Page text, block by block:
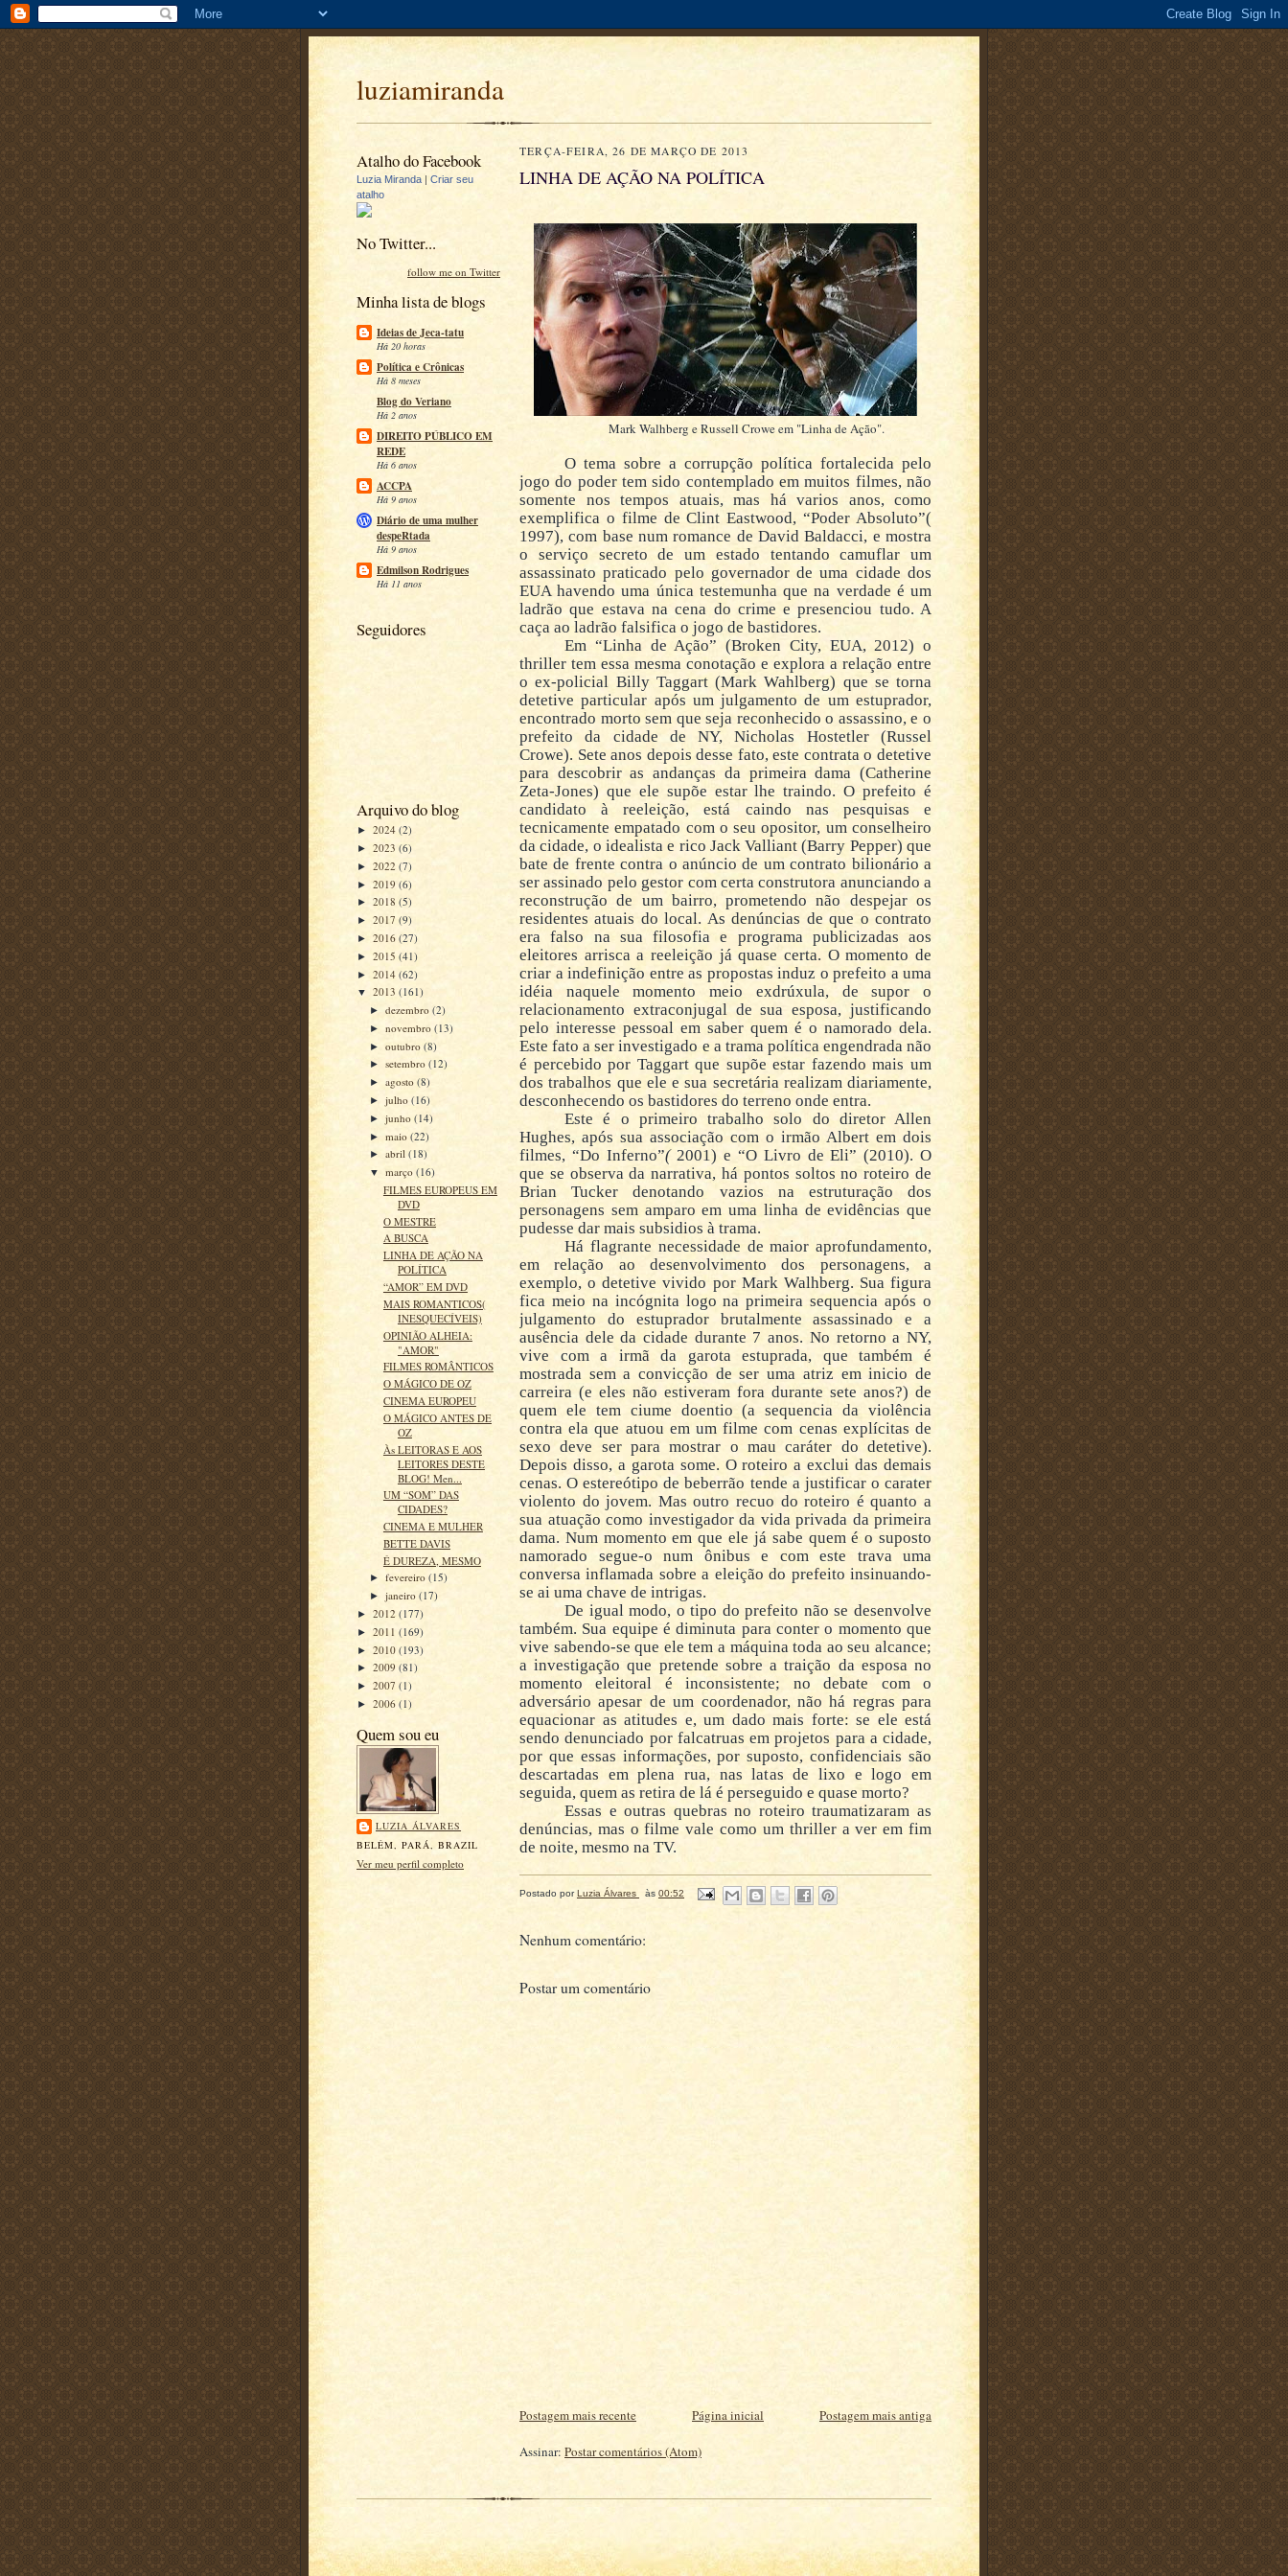
luziamiranda
Atalho do Facebook
Luzia Miranda | Criar seu
atalho
No Twitter...
follow me on Twitter
Minha lista de blogs
Ideias de Jeca-tatu
Há 20 horas
Política e Crônicas
Há 8 meses
Blog do Veriano
Há 2 anos
DIREITO PÚBLICO EM
REDE
Há 6 anos
ACCPA
Há 9 anos
Diário de uma mulher
despeRtada
Há 9 anos
Edmilson Rodrigues
Há 11 anos
Seguidores
Arquivo do blog
► 2024 (2)
► 2023 (6)
► 2022 (7)
► 2019 (6)
► 2018 (5)
► 2017 (9)
► 2016 (27)
► 2015 (41)
► 2014 (62)
▼ 2013 (161)
►dezembro(2)
►novembro(13)
►outubro(8)
►setembro(12)
►agosto(8)
►julho(16)
►junho(14)
►maio(22)
►abril(18)
▼março(16)
FILMES EUROPEUS EM
DVD
O MESTRE
A BUSCA
LINHA DE AÇÃO NA
POLÍTICA
“AMOR” EM DVD
MAIS ROMANTICOS(
INESQUECÍVEIS)
OPINIÃO ALHEIA:
"AMOR"
FILMES ROMÂNTICOS
O MÁGICO DE OZ
CINEMA EUROPEU
O MÁGICO ANTES DE
OZ
Às LEITORAS E AOS
LEITORES DESTE
BLOG! Men...
UM “SOM” DAS
CIDADES?
CINEMA E MULHER
BETTE DAVIS
É DUREZA, MESMO
►fevereiro(15)
►janeiro(17)
► 2012 (177)
► 2011 (169)
► 2010 (193)
► 2009 (81)
► 2007 (1)
► 2006 (1)
Quem sou eu
LUZIA ÁLVARES
BELÉM, PARÁ, BRAZIL
Ver meu perfil completo
TERÇA-FEIRA, 26 DE MARÇO DE 2013
LINHA DE AÇÃO NA POLÍTICA
Mark Walhberg e Russell Crowe em "Linha de Ação".
O tema sobre a corrupção política fortalecida pelo
jogo do poder tem sido contemplado em muitos filmes, não
somente nos tempos atuais, mas há varios anos, como
exemplifica o filme de Clint Eastwood, “Poder Absoluto”(
1997), com base num romance de David Baldacci, e mostra
o serviço secreto de um estado tentando camuflar um
assassinato praticado pelo governador de uma cidade dos
EUA havendo uma única testemunha que na verdade é um
ladrão que estava na cena do crime e presenciou tudo. A
caça ao ladrão falsifica o jogo de bastidores.
Em “Linha de Ação” (Broken City, EUA, 2012) o
thriller tem essa mesma conotação e explora a relação entre
o ex-policial Billy Taggart (Mark Wahlberg) que se torna
detetive particular após um julgamento de um estuprador,
encontrado morto sem que seja reconhecido o assassino, e o
prefeito da cidade de NY, Nicholas Hostetler (Russel
Crowe). Sete anos depois desse fato, este contrata o detetive
para descobrir as andanças da primeira dama (Catherine
Zeta-Jones) que ele supõe estar lhe traindo. O prefeito é
candidato à reeleição, está caindo nas pesquisas e
tecnicamente empatado com o seu opositor, um conselheiro
da cidade, o idealista e rico Jack Valliant (Barry Pepper) que
bate de frente contra o anúncio de um contrato bilionário a
ser assinado pelo gestor com certa construtora anunciando a
reconstrução de um bairro, prometendo não despejar os
residentes atuais do local. As denúncias de que o contrato
era falso na sua filosofia e programa publicizadas aos
eleitores arrisca a reeleição já quase certa. O momento de
criar a indefinição entre as propostas induz o prefeito a uma
idéia naquele momento meio exdrúxula, de supor o
relacionamento extraconjugal de sua esposa, justificando
pelo interesse pessoal em saber quem é o namorado dela.
Este fato a ser investigado e a trama política engendrada não
é percebido por Taggart que supõe estar fazendo mais um
dos trabalhos que ele e sua secretária realizam diariamente,
desconhecendo os bastidores do terreno onde entra.
Este é o primeiro trabalho solo do diretor Allen
Hughes, após sua associação com o irmão Albert em dois
filmes, “Do Inferno”(2001) e “O Livro de Eli” (2010). O
que se observa da narrativa, há pontos soltos no roteiro de
Brian Tucker denotando vazios na estruturação dos
personagens sem amparo em uma linha de evidências que
pudesse dar mais subsidios à trama.
Há flagrante necessidade de maior aprofundamento,
em relação ao desenvolvimento dos personagens, a
exemplo, o detetive vivido por Mark Walhberg. Sua figura
fica meio na incógnita logo na primeira sequencia após o
julgamento do estuprador brutalmente assassinado e a
ausência dele da cidade durante 7 anos. No retorno a NY,
vive com a irmã da garota estuprada, que também é
mostrada sem a convicção de ser uma atriz em inicio de
carreira (e eles não estiveram fora durante sete anos?) de
quem ele tem ciume doentio (a sequencia da violência
contra ela que atuou em um filme com cenas explícitas de
sexo deve ser para mostrar o mau caráter do detetive).
Depois disso, a garota some. O roteiro a exclui das demais
cenas. O estereótipo de beberrão tende a justificar o carater
violento do jovem. Mas outro recuo do roteiro é quanto a
sua atuação como investigador da vida privada da primeira
dama. Num momento em que ele já sabe quem é o suposto
namorado segue-o num ônibus e com este trava uma
conversa inflamada sobre a eleição do prefeito insinuando-
se ai uma chave de intrigas.
De igual modo, o tipo do prefeito não se desenvolve
também. Sua equipe é diminuta para conter o momento que
vive sabendo-se que ele tem a máquina toda ao seu alcance;
a investigação que pretende sobre a traição da esposa no
momento eleitoral é inconsistente; no debate com o
adversário apesar de um coordenador, não há regras para
equacionar as atitudes e, um dado mais forte: se ele está
sendo denunciado por falcatruas em projetos para a cidade,
por que essas informações, por suposto, confidenciais são
descartadas em plena rua, nas latas de lixo e logo em
seguida, quem as retira de lá é perseguido e quase morto?
Essas e outras quebras no roteiro traumatizaram as
denúncias, mas o filme vale como um thriller a ver em fim
de noite, mesmo na TV.
Postado porLuzia Álvares às 00:52
Nenhum comentário:
Postar um comentário
Postagem mais recente Postagem mais antiga
Página inicial
Assinar: Postar comentários (Atom)